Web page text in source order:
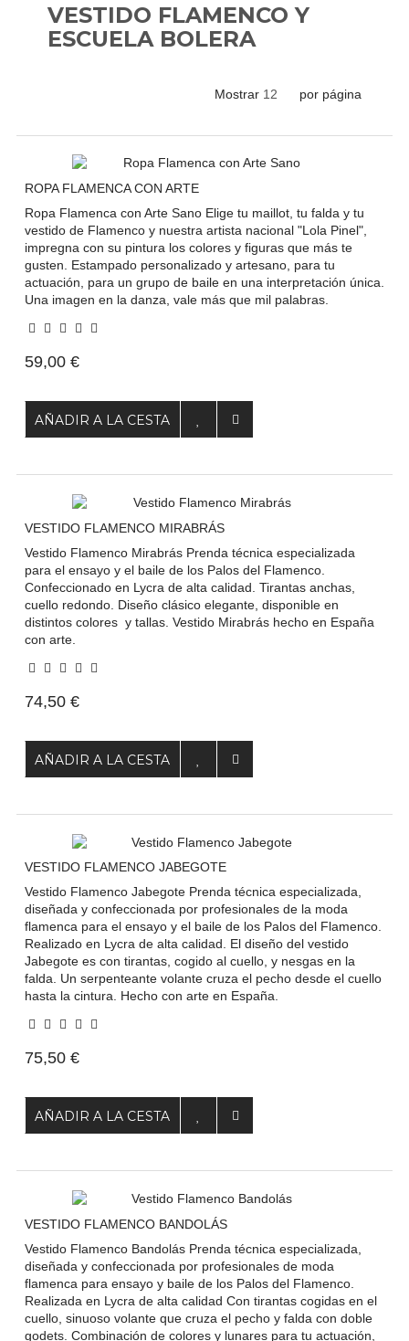
VESTIDO FLAMENCO Y
ESCUELA BOLERA
Mostrar por página
ROPA FLAMENCA CON ARTE
Ropa Flamenca con Arte Sano Elige tu maillot, tu falda y tu
vestido de Flamenco y nuestra artista nacional "Lola Pinel",
impregna con su pintura los colores y figuras que más te
gusten. Estampado personalizado y artesano, para tu
actuación, para un grupo de baile en una interpretación única.
Una imagen en la danza, vale más que mil palabras.
59,00 €
AÑADIR A LA CESTA
VESTIDO FLAMENCO MIRABRÁS
Vestido Flamenco Mirabrás Prenda técnica especializada
para el ensayo y el baile de los Palos del Flamenco.
Confeccionado en Lycra de alta calidad. Tirantas anchas,
cuello redondo. Diseño clásico elegante, disponible en
distintos colores y tallas. Vestido Mirabrás hecho en España
con arte.
74,50 €
AÑADIR A LA CESTA
VESTIDO FLAMENCO JABEGOTE
Vestido Flamenco Jabegote Prenda técnica especializada,
diseñada y confeccionada por profesionales de la moda
flamenca para el ensayo y el baile de los Palos del Flamenco.
Realizado en Lycra de alta calidad. El diseño del vestido
Jabegote es con tirantas, cogido al cuello, y nesgas en la
falda. Un serpenteante volante cruza el pecho desde el cuello
hasta la cintura. Hecho con arte en España.
75,50 €
AÑADIR A LA CESTA
VESTIDO FLAMENCO BANDOLÁS
Vestido Flamenco Bandolás Prenda técnica especializada,
diseñada y confeccionada por profesionales de moda
flamenca para ensayo y baile de los Palos del Flamenco.
Realizada en Lycra de alta calidad Con tirantas cogidas en el
cuello, sinuoso volante que cruza el pecho y falda con doble
godets. Combinación de colores y lunares para tu actuación,